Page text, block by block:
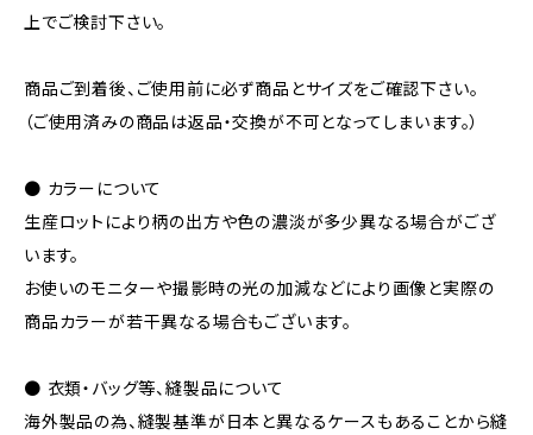
上でご検討下さい。
商品ご到着後、ご使用前に必ず商品とサイズをご確認下さい。
（ご使用済みの商品は返品・交換が不可となってしまいます。）
● カラーについて
生産ロットにより柄の出方や色の濃淡が多少異なる場合がござ
います。
お使いのモニターや撮影時の光の加減などにより画像と実際の
商品カラーが若干異なる場合もございます。
● 衣類・バッグ等、縫製品について
海外製品の為、縫製基準が日本と異なるケースもあることから縫